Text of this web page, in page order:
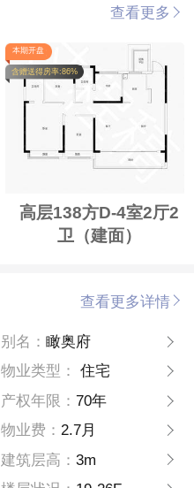
查看更多
本期开盘
含赠送得房率:86%
高层138方D-4室2厅2
卫（建面）
查看更多详情
别名： 瞰奥府
物业类型：
住宅
产权年限： 70年
物业费： 2.7月
建筑层高： 3m